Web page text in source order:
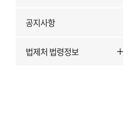
공지사항
법제처 법령정보